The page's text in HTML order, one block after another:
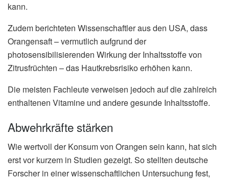
kann.
Zudem berichteten Wissenschaftler aus den USA, dass
Orangensaft – vermutlich aufgrund der
photosensibilisierenden Wirkung der Inhaltsstoffe von
Zitrusfrüchten – das Hautkrebsrisiko erhöhen kann.
Die meisten Fachleute verweisen jedoch auf die zahlreich
enthaltenen Vitamine und andere gesunde Inhaltsstoffe.
Abwehrkräfte stärken
Wie wertvoll der Konsum von Orangen sein kann, hat sich
erst vor kurzem in Studien gezeigt. So stellten deutsche
Forscher in einer wissenschaftlichen Untersuchung fest,